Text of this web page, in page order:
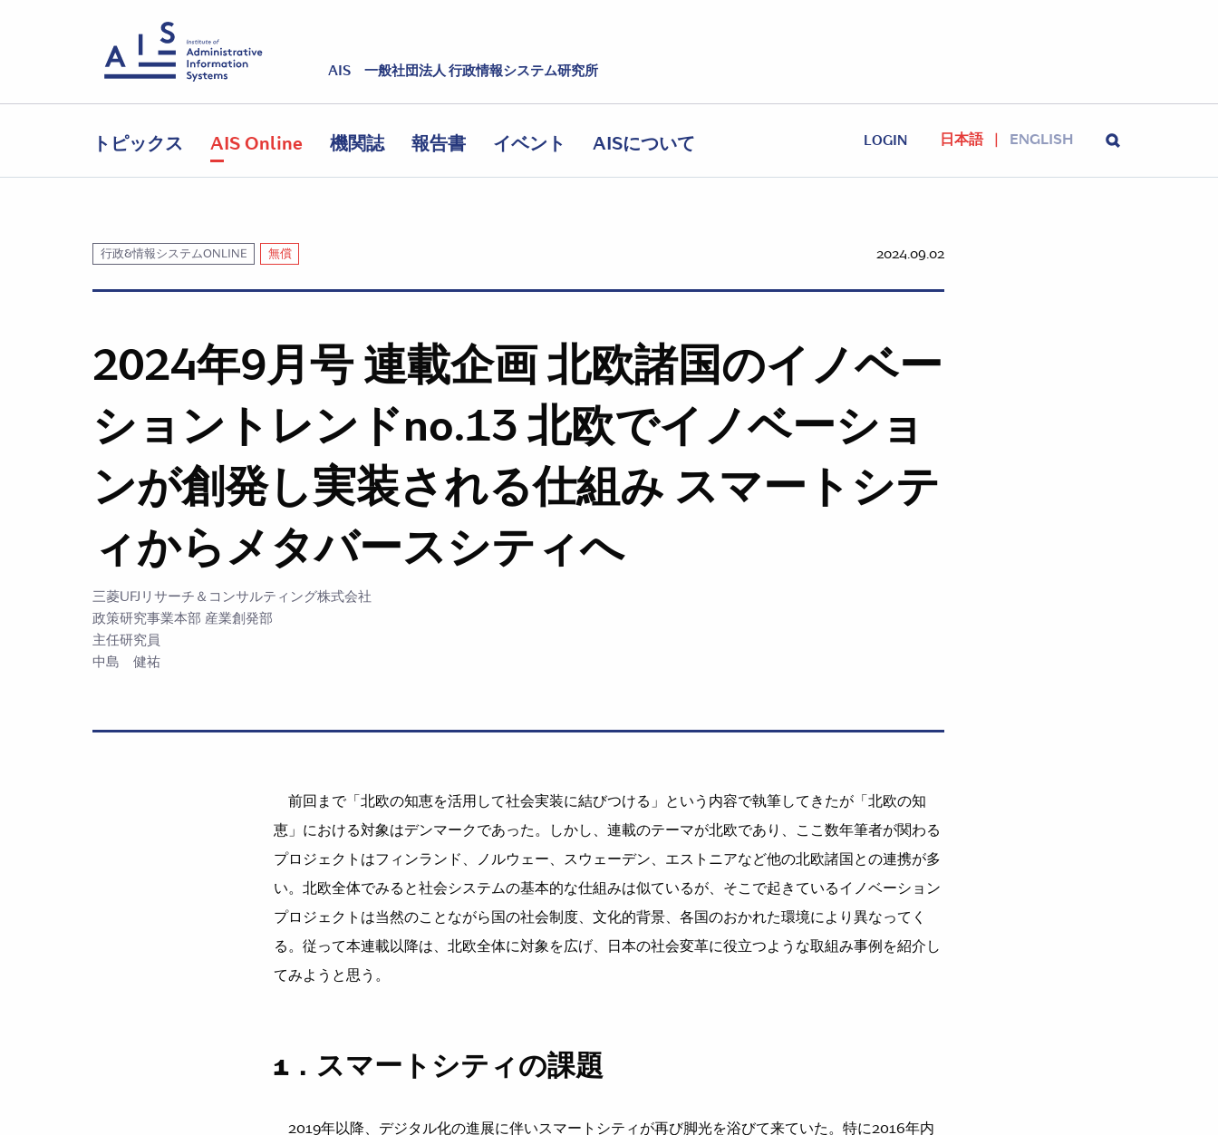
AIS 一般社団法人 行政情報システム研究所
トピックス AIS Online 機関誌 報告書 イベント AISについて LOGIN 日本語 ENGLISH
行政&情報システムONLINE 無償 2024.09.02
2024年9月号 連載企画 北欧諸国のイノベー
ショントレンドno.13 北欧でイノベーショ
ンが創発し実装される仕組み スマートシテ
ィからメタバースシティへ
三菱UFJリサーチ＆コンサルティング株式会社
政策研究事業本部 産業創発部
主任研究員
中島 健祐
前回まで「北欧の知恵を活用して社会実装に結びつける」という内容で執筆してきたが「北欧の知
恵」における対象はデンマークであった。しかし、連載のテーマが北欧であり、ここ数年筆者が関わる
プロジェクトはフィンランド、ノルウェー、スウェーデン、エストニアなど他の北欧諸国との連携が多
い。北欧全体でみると社会システムの基本的な仕組みは似ているが、そこで起きているイノベーション
プロジェクトは当然のことながら国の社会制度、文化的背景、各国のおかれた環境により異なってく
る。従って本連載以降は、北欧全体に対象を広げ、日本の社会変革に役立つような取組み事例を紹介し
てみようと思う。
1．スマートシティの課題
2019年以降、デジタル化の進展に伴いスマートシティが再び脚光を浴びて来ていた。特に2016年内